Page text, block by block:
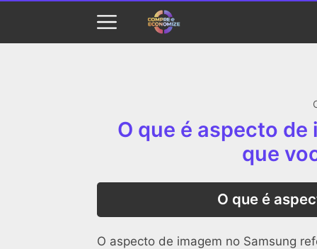
O que é aspecto
que
O que é
O aspecto de imagem no Samsung